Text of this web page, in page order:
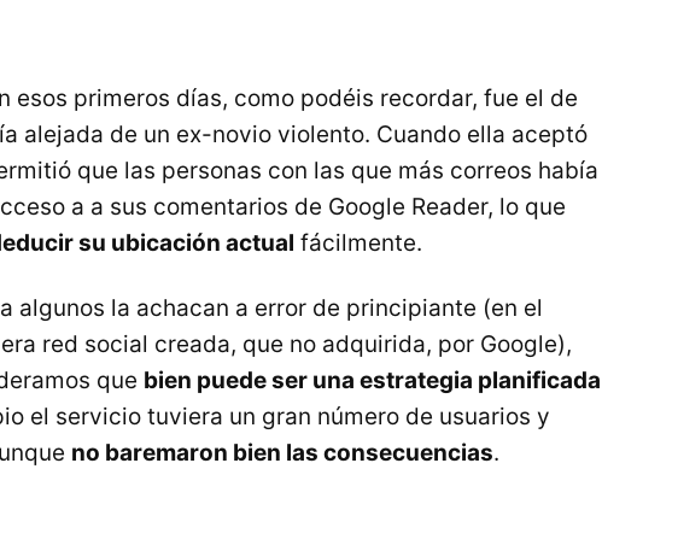
esos primeros días, como podéis recordar, fue el de
alejada de un ex-novio violento. Cuando ella aceptó
que las personas con las que más correos había
a a sus comentarios de Google Reader, lo que
su ubicación actual fácilmente.
algunos la achacan a error de principiante (en el
red social creada, que no adquirida, por Google),
que bien puede ser una estrategia planificada
el servicio tuviera un gran número de usuarios y
no baremaron bien las consecuencias.